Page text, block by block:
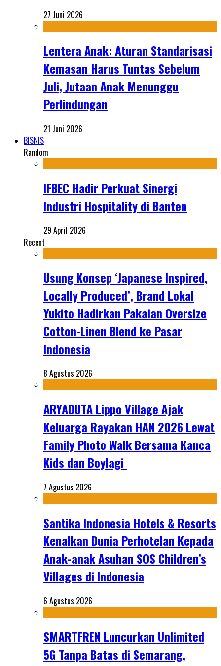
27 Juni 2026
Lentera Anak: Aturan Standarisasi
Kemasan Harus Tuntas Sebelum
Juli, Jutaan Anak Menunggu
Perlindungan
21 Juni 2026
BISNIS
Random
IFBEC Hadir Perkuat Sinergi
Industri Hospitality di Banten
29 April 2026
Recent
Usung Konsep ‘Japanese Inspired,
Locally Produced’, Brand Lokal
Yukito Hadirkan Pakaian Oversize
Cotton-Linen Blend ke Pasar
Indonesia
8 Agustus 2026
ARYADUTA Lippo Village Ajak
Keluarga Rayakan HAN 2026 Lewat
Family Photo Walk Bersama Kanca
Kids dan Boylagi
7 Agustus 2026
Santika Indonesia Hotels & Resorts
Kenalkan Dunia Perhotelan Kepada
Anak-anak Asuhan SOS Children’s
Villages di Indonesia
6 Agustus 2026
SMARTFREN Luncurkan Unlimited
5G Tanpa Batas di Semarang,